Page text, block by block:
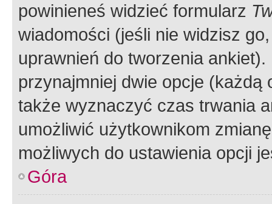
powinieneś widzieć formularz
wiadomości (jeśli nie widzisz
uprawnień do tworzenia
przynajmniej dwie opcje
także wyznaczyć czas trwania
umożliwić użytkownikom
możliwych do ustawienia opcji
Góra